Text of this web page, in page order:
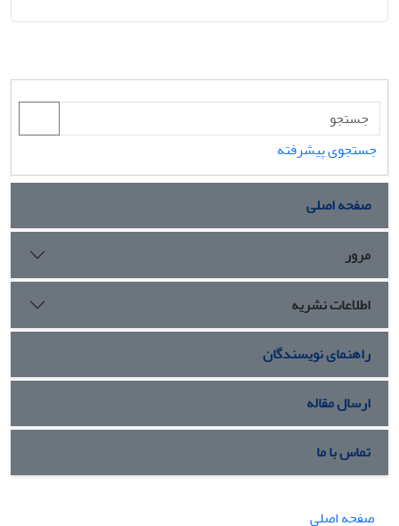
جستجوی پیشرفته
صفحه اصلی
مرور
اطلاعات نشریه
راهنمای نویسندگان
ارسال مقاله
تماس با ما
صفحه اصلی